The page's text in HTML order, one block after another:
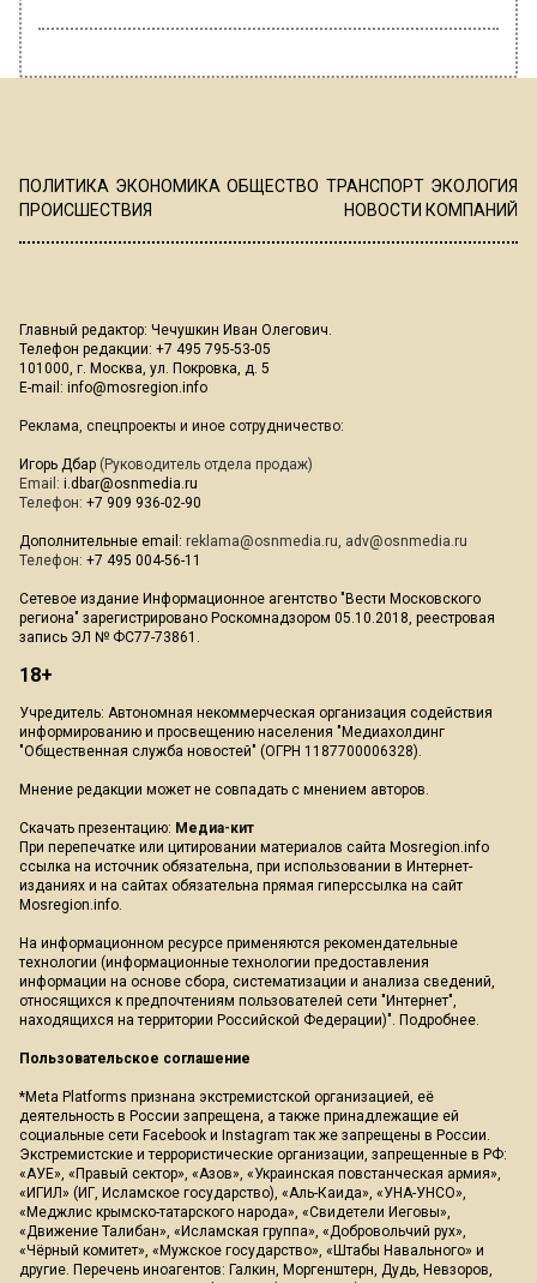
ПОЛИТИКА ЭКОНОМИКА ОБЩЕСТВО ТРАНСПОРТ ЭКОЛОГИЯ
ПРОИСШЕСТВИЯ
НОВОСТИ КОМПАНИЙ
Главный редактор: Чечушкин Иван Олегович.
Телефон редакции: +7 495 795-53-05
101000, г. Москва, ул. Покровка, д. 5
E-mail: info@mosregion.info
Реклама, спецпроекты и иное сотрудничество:
Игорь Дбар (Руководитель отдела продаж)
Email: i.dbar@osnmedia.ru
Телефон: +7 909 936-02-90
Дополнительные email: reklama@osnmedia.ru, adv@osnmedia.ru
Телефон: +7 495 004-56-11
Сетевое издание Информационное агентство "Вести Московского
региона" зарегистрировано Роскомнадзором 05.10.2018, реестровая
запись ЭЛ № ФС77-73861.
18+
Учредитель: Автономная некоммерческая организация содействия
информированию и просвещению населения "Медиахолдинг
"Общественная служба новостей" (ОГРН 1187700006328).
Мнение редакции может не совпадать с мнением авторов.
Скачать презентацию: Медиа-кит
При перепечатке или цитировании материалов сайта Mosregion.info
ссылка на источник обязательна, при использовании в Интернет-
изданиях и на сайтах обязательна прямая гиперссылка на сайт
Mosregion.info.
На информационном ресурсе применяются рекомендательные
технологии (информационные технологии предоставления
информации на основе сбора, систематизации и анализа сведений,
относящихся к предпочтениям пользователей сети "Интернет",
находящихся на территории Российской Федерации)". Подробнее.
Пользовательское соглашение
*Meta Platforms признана экстремистской организацией, её
деятельность в России запрещена, а также принадлежащие ей
социальные сети Facebook и Instagram так же запрещены в России.
Экстремистские и террористические организации, запрещенные в РФ:
«АУЕ», «Правый сектор», «Азов», «Украинская повстанческая армия»,
«ИГИЛ» (ИГ, Исламское государство), «Аль-Каида», «УНА-УНСО»,
«Меджлис крымско-татарского народа», «Свидетели Иеговы»,
«Движение Талибан», «Исламская группа», «Добровольчий рух»,
«Чёрный комитет», «Мужское государство», «Штабы Навального» и
другие. Перечень иноагентов: Галкин, Моргенштерн, Дудь, Невзоров,